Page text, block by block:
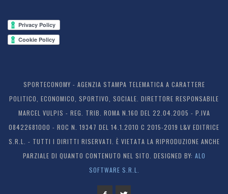
SPORTECONOMY - AGENZIA STAMPA TELEMATICA A CARATTERE
POLITICO, ECONOMICO, SPORTIVO, SOCIALE. DIRETTORE RESPONSABILE
MARCEL VULPIS - REG. TRIB. ROMA N.160 DEL 22.04.2005 - P.IVA
08422681000 - ROC N. 19347 DEL 14.1.2010 C 2015-2019 L&V EDITRICE
S.R.L. - TUTTI I DIRITTI RISERVATI. È VIETATA LA RIPRODUZIONE ANCHE
PARZIALE DI QUANTO CONTENUTO NEL SITO. DESIGNED BY: ALO
SOFTWARE S.R.L.